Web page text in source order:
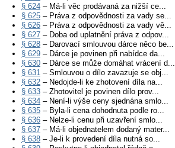
§ 624 – Má-li věc prodávaná za nižší ce...
§ 625 – Práva z odpovědnosti za vady se...
§ 626 – Práva z odpovědnosti za vady vě...
§ 627 – Doba od uplatnění práva z odpov...
§ 628 – Darovací smlouvou dárce něco be...
§ 629 – Dárce je povinen při nabídce da...
§ 630 – Dárce se může domáhat vrácení d...
§ 631 – Smlouvou o dílo zavazuje se obj...
§ 632 – Nedojde-li ke zhotovení díla na...
§ 633 – Zhotovitel je povinen dílo prov...
§ 634 – Není-li výše ceny sjednána smlo...
§ 635 – Byla-li cena dohodnuta podle ro...
§ 636 – Nelze-li cenu při uzavření smlo...
§ 637 – Má-li objednatelem dodaný mater...
§ 638 – Je-li k provedení díla nutná so...